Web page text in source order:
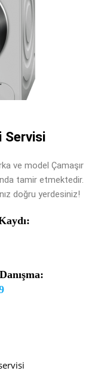
Servisi
ve model Çamaşır
tamir etmektedir.
doğru yerdesiniz!